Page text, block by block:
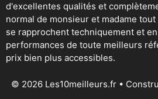
d'excellentes qualités et
normal de monsieur et madame
se rapprochent techniquement et
performances de toute meilleurs
prix bien plus accessibles.
© 2026 Les10meilleurs.fr •